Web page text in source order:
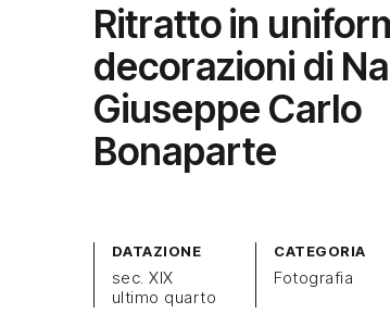
Ritratto in
decorazioni di
Giuseppe Carlo
Bonaparte
DATAZIONE
sec. XIX
ultimo quarto
CATEGORIA
Fotografia